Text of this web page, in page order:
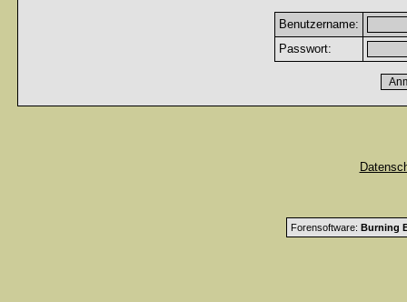
Benutzername:
Passwort:
Forensoftware: Burning